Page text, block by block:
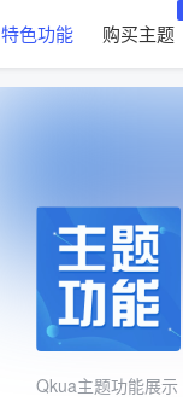
特色功能 购买主题
Qkua主题功能展示